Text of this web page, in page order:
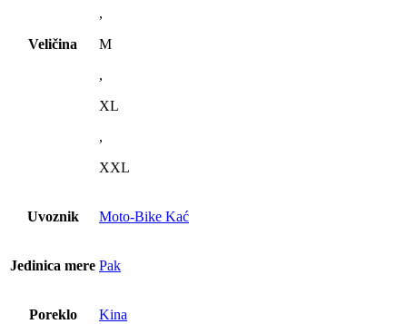
Veličina
,
M
,
XL
,
XXL
Uvoznik Moto-Bike Kać
Jedinica mere Pak
Poreklo Kina